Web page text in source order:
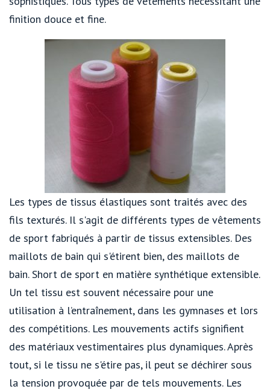
finition douce et fine.
Les types de tissus élastiques sont traités avec des
fils texturés. Il s'agit de différents types de vêtements
de sport fabriqués à partir de tissus extensibles. Des
maillots de bain qui s'étirent bien, des maillots de
bain. Short de sport en matière synthétique extensible.
Un tel tissu est souvent nécessaire pour une
utilisation à l’entraînement, dans les gymnases et lors
des compétitions. Les mouvements actifs signifient
des matériaux vestimentaires plus dynamiques. Après
tout, si le tissu ne s'étire pas, il peut se déchirer sous
la tension provoquée par de tels mouvements. Les